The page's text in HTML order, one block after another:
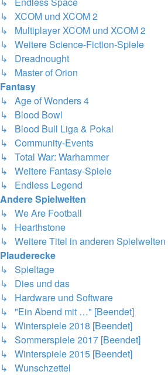
↳ XCOM und XCOM 2
↳ Multiplayer XCOM und XCOM 2
↳ Weitere Science-Fiction-Spiele
↳ Dreadnought
↳ Master of Orion
Fantasy
↳ Age of Wonders 4
↳ Blood Bowl
↳ Blood Bull Liga & Pokal
↳ Community-Events
↳ Total War: Warhammer
↳ Weitere Fantasy-Spiele
↳ Endless Legend
Andere Spielwelten
↳ We Are Football
↳ Hearthstone
↳ Weitere Titel in anderen Spielwelten
Plauderecke
↳ Spieltage
↳ Dies und das
↳ Hardware und Software
↳ "Ein Abend mit …" [Beendet]
↳ Winterspiele 2018 [Beendet]
↳ Sommerspiele 2017 [Beendet]
↳ Winterspiele 2015 [Beendet]
↳ Wunschzettel